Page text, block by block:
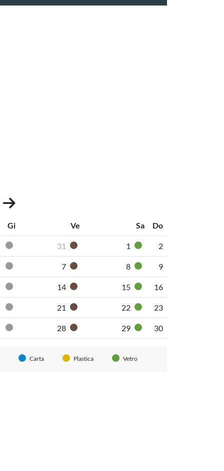
Gi Ve Sa Do
pannoloni
Secco non riciclabile
31 Organico umido
1 Vetro2
pannoloni
Secco non riciclabile
7 Organico umido
8 Vetro9
pannoloni
Secco non riciclabile
14 Organico umido
15 Vetro
16
pannoloni
Secco non riciclabile
21 Organico umido
22 Vetro
23
pannoloni
Secco non riciclabile
28 Organico umido
29 Vetro
30
Carta Plastica Vetro